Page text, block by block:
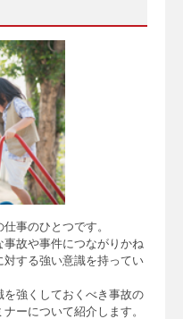
事のひとつです。
故や事件につながりかね
する強い意識を持ってい
を強くしておくべき事故の
ーについて紹介します。